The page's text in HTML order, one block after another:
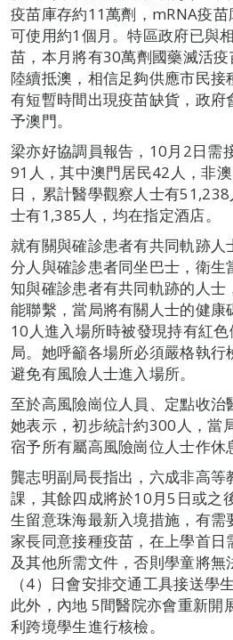
疫苗庫存約11萬劑，mRNA疫
可使用約1個月。特區政府已與
苗，本月將有30萬劑國藥滅活
陸續抵澳，相信足夠供應市民接
有短暫時間出現疫苗缺貨，政
予澳門。
梁亦好協調員報告，10月2日需
91人，其中澳門居民42人，非
日，累計醫學觀察人士有
士有1,385人，均在指定酒店。
就有關與確診患者有共同軌跡人
分人與確診患者同坐巴士，衛生
知與確診患者有共同軌跡的人士
能聯繫，當局將有關人士的健
10人進入場所時被發現持有紅
局。她呼籲各場所必須嚴格執
避免有風險人士進入場所。
至於高風險崗位人員、定點收治
她表示，初步統計約300人，當
宿予所有屬高風險崗位人士作休
龔志明副局長指出，六成非高等
課，其餘四成將於10月5日或之
生留意珠海最新入境措施，有
家長同意接種疫苗，在上學首
及其他所需文件，否則學童將無
（4）日會安排交通工具接送學
此外，內地 5間醫院亦會重新開
利跨境學生進行核檢。